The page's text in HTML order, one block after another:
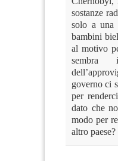
sostanze
solo a una
bambini
al motivo
sembra
governo ci
per
dato che
modo per
altro paese?